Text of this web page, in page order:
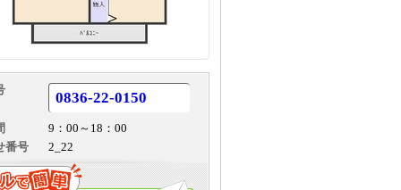
0836-22-0150
9：00～18：00
番号
2_22